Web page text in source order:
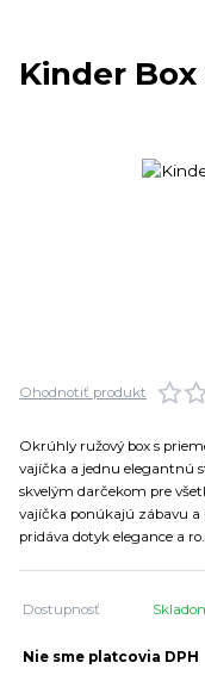
Kinder
Ohodnotiť produkt
Okrúhly ružový box s
vajíčka a jednu elegantnú
skvelým darčekom pre
vajíčka ponúkajú zábavu a
pridáva dotyk elegance a
Dostupnosť
Nie sme platcovia DPH